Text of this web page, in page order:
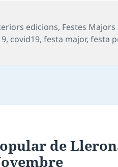
edicions, Festes Majors
, covid19,festa major,festa
de